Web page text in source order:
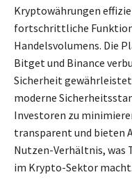
Kryptowährungen
fortschrittliche
Handelsvolumens. Die
Bitget und Binance
Sicherheit
moderne
Investoren zu
transparent und bieten
Nutzen-Verhältnis, was
im Krypto-Sektor macht.